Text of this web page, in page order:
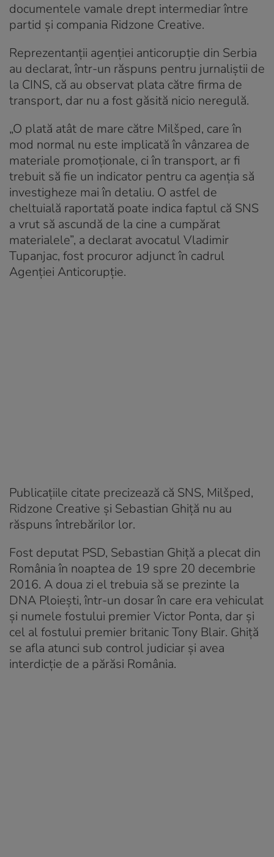
documentele vamale drept intermediar între
partid și compania Ridzone Creative.
Reprezentanții agenției anticorupție din Serbia
au declarat, într-un răspuns pentru jurnaliștii de
la CINS, că au observat plata către firma de
transport, dar nu a fost găsită nicio neregulă.
„O plată atât de mare către Milšped, care în
mod normal nu este implicată în vânzarea de
materiale promoționale, ci în transport, ar fi
trebuit să fie un indicator pentru ca agenția să
investigheze mai în detaliu. O astfel de
cheltuială raportată poate indica faptul că SNS
a vrut să ascundă de la cine a cumpărat
materialele”, a declarat avocatul Vladimir
Tupanjac, fost procuror adjunct în cadrul
Agenției Anticorupție.
Publicațiile citate precizează că SNS, Milšped,
Ridzone Creative și Sebastian Ghiță nu au
răspuns întrebărilor lor.
Fost deputat PSD, Sebastian Ghiță a plecat din
România în noaptea de 19 spre 20 decembrie
2016. A doua zi el trebuia să se prezinte la
DNA Ploiești, într-un dosar în care era vehiculat
și numele fostului premier Victor Ponta, dar și
cel al fostului premier britanic Tony Blair. Ghiță
se afla atunci sub control judiciar și avea
interdicție de a părăsi România.